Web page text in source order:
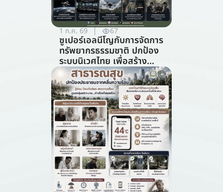
1 ก.ค. 69 67
ซูเปอร์เอลนีโญกับการจัดการ
ทรัพยากรธรรมชาติ ปกป้อง
ระบบนิเวศไทย เพื่อสร้าง
ภูมิคุ้มกันต่อวิกฤตภูมิอากาศ
(สาขาการจัดการ
ทรัพยากรธรรมชาติ)